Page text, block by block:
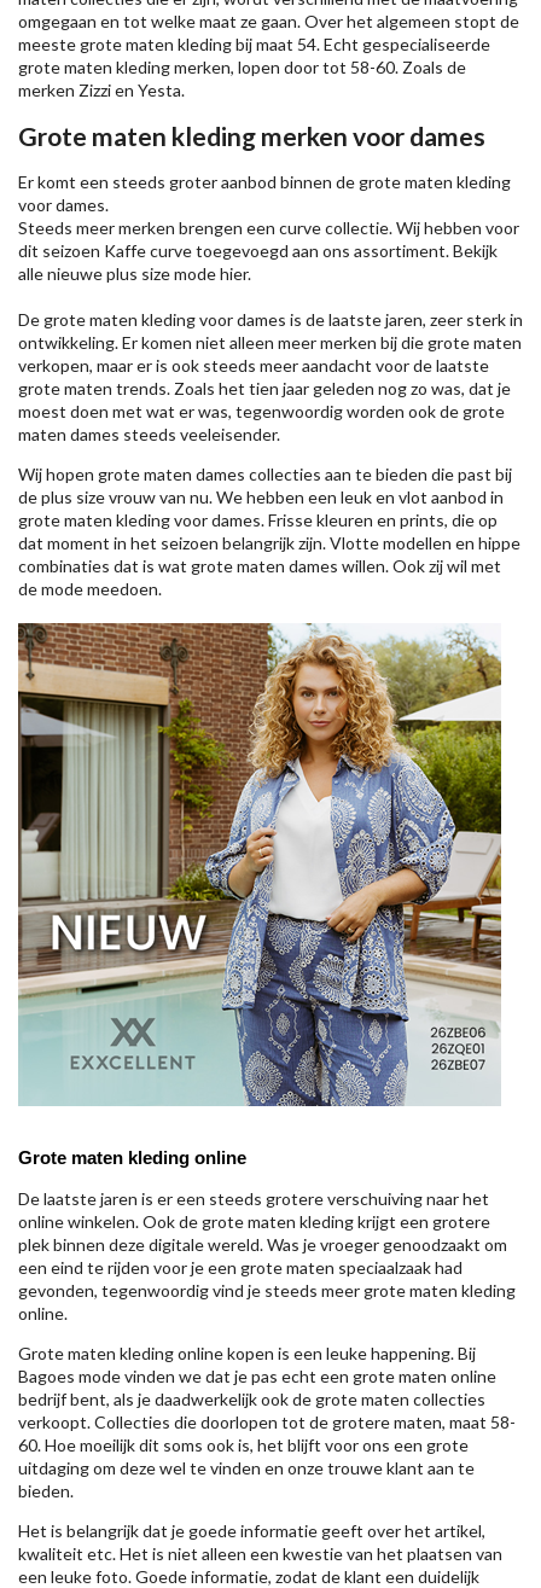
omgegaan en tot welke maat ze gaan. Over het algemeen stopt de
meeste grote maten kleding bij maat 54. Echt gespecialiseerde
grote maten kleding merken, lopen door tot 58-60. Zoals de
merken Zizzien Yesta.
Grote maten kleding merken voor dames
Er komt een steeds groter aanbod binnen de grote maten kleding
voor dames.
Steeds meer merken brengen een curve collectie. Wij hebben voor
dit seizoen Kaffecurve toegevoegd aan ons assortiment. Bekijk
alle nieuweplus size modehier.
De grote maten kleding voor dames is de laatste jaren, zeer sterk in
ontwikkeling. Er komen niet alleen meer merken bij die grote maten
verkopen, maar er is ook steeds meer aandacht voor de laatste
grote maten trends. Zoals het tien jaar geleden nog zo was, dat je
moest doen met wat er was, tegenwoordig worden ook de grote
maten dames steeds veeleisender.
Wij hopen grote maten dames collecties aan te bieden die past bij
de plus size vrouw van nu. We hebben een leuk en vlot aanbod in
grote maten kleding voor dames. Frisse kleuren en prints, die op
dat moment in het seizoen belangrijk zijn. Vlotte modellen en hippe
combinaties dat is wat grote maten dames willen. Ook zij wil met
de mode meedoen.
Grote maten kleding online
De laatste jaren is er een steeds grotere verschuiving naar het
online winkelen. Ook de grote maten kleding krijgt een grotere
plek binnen deze digitale wereld. Was je vroeger genoodzaakt om
een eind te rijden voor je een grote maten speciaalzaak had
gevonden, tegenwoordig vind je steeds meer grote maten kleding
online.
Grote maten kleding online kopen is een leuke happening. Bij
Bagoes mode vinden we dat je pas echt een grote maten online
bedrijf bent, als je daadwerkelijk ook de grote maten collecties
verkoopt. Collecties die doorlopen tot de grotere maten, maat 58-
60. Hoe moeilijk dit soms ook is, het blijft voor ons een grote
uitdaging om deze wel te vinden en onze trouwe klant aan te
bieden.
Het is belangrijk dat je goede informatie geeft over het artikel,
kwaliteit etc. Het is niet alleen een kwestie van het plaatsen van
een leuke foto. Goede informatie, zodat de klant een duidelijk